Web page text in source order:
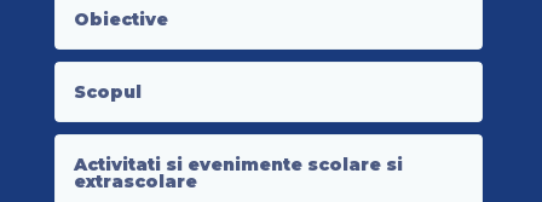
Obiective
Scopul
Activitati si evenimente scolare si
extrascolare